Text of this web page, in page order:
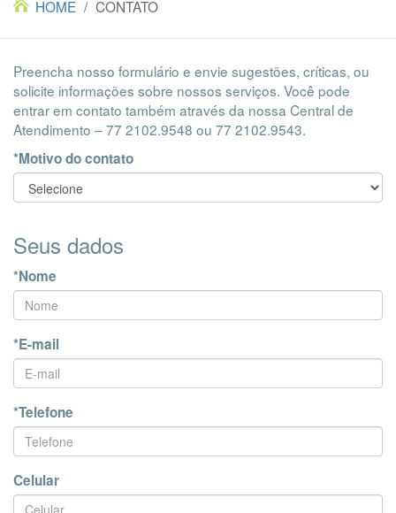
HOME / CONTATO
Preencha nosso formulário e envie sugestões, críticas, ou
solicite informações sobre nossos serviços. Você pode
entrar em contato também através da nossa Central de
Atendimento – 77 2102.9548 ou 77 2102.9543.
*Motivo do contato
Seus dados
*Nome
*E-mail
*Telefone
Celular